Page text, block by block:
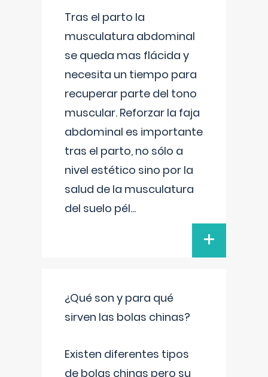
Tras el parto la
musculatura abdominal
se queda mas flácida y
necesita un tiempo para
recuperar parte del tono
muscular. Reforzar la faja
abdominal es importante
tras el parto, no sólo a
nivel estético sino por la
salud de la musculatura
del suelo pél...
+
¿Qué son y para qué
sirven las bolas chinas?
Existen diferentes tipos
de bolas chinas pero su